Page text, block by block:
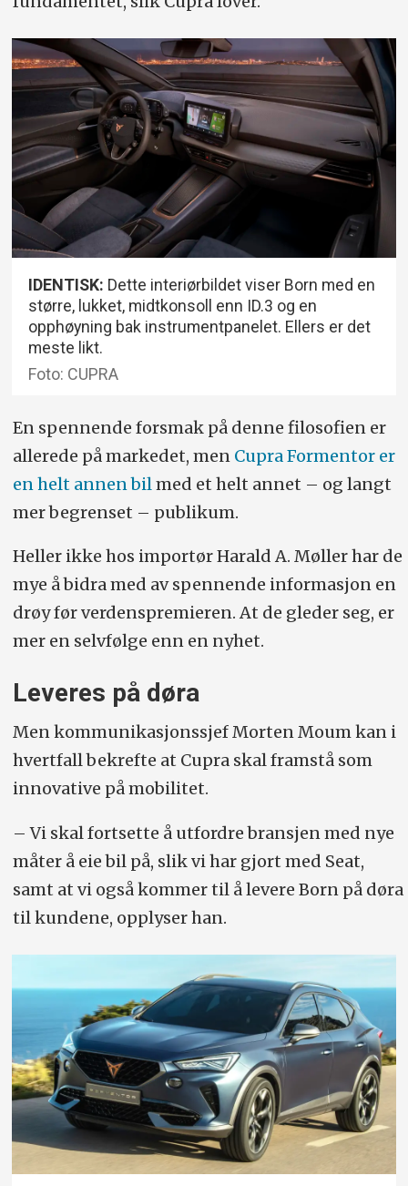
IDENTISK: Dette interiørbildet viser Born med en
større, lukket, midtkonsoll enn ID.3 og en
opphøyning bak instrumentpanelet. Ellers er det
meste likt.
Foto: CUPRA
En spennende forsmak på denne filosofien er
allerede på markedet, men Cupra Formentor er
en helt annen bil med et helt annet – og langt
mer begrenset – publikum.
Heller ikke hos importør Harald A. Møller har de
mye å bidra med av spennende informasjon en
drøy før verdenspremieren. At de gleder seg, er
mer en selvfølge enn en nyhet.
Leveres på døra
Men kommunikasjonssjef Morten Moum kan i
hvertfall bekrefte at Cupra skal framstå som
innovative på mobilitet.
– Vi skal fortsette å utfordre bransjen med nye
måter å eie bil på, slik vi har gjort med Seat,
samt at vi også kommer til å levere Born på døra
til kundene, opplyser han.